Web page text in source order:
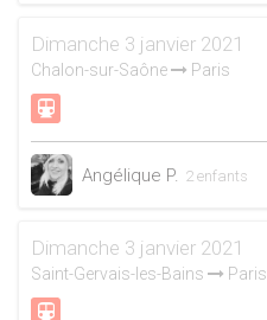
Dimanche 3 janvier 2021
Chalon-sur-Saône Paris
Angélique P. 2 enfants
Dimanche 3 janvier 2021
Saint-Gervais-les-Bains Paris